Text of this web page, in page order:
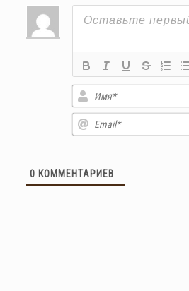
0 КОММЕНТАРИЕВ